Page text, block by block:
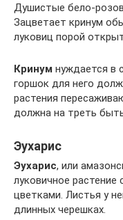
Душистые бело-
Зацветает кринум
луковиц порой
Кринум нуждается в
горшок для него
растения
должна на треть
Эухарис
Эухарис, или
луковичное
цветками. Листья у
длинных черешках.